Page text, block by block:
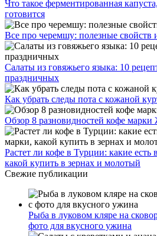
Что такое ферментированная
готовится
Все про черемшу: полезные свойств
Салаты из говяжьего языка: 10
праздничных
Как убрать следы пота с кожаной
Обзор 8 разновидностей кофе
Растет ли кофе в Турции: какие
какой купить в зернах и молотый
Свежие публикации
Рыба в луковом кляре на
фото для вкусного ужина